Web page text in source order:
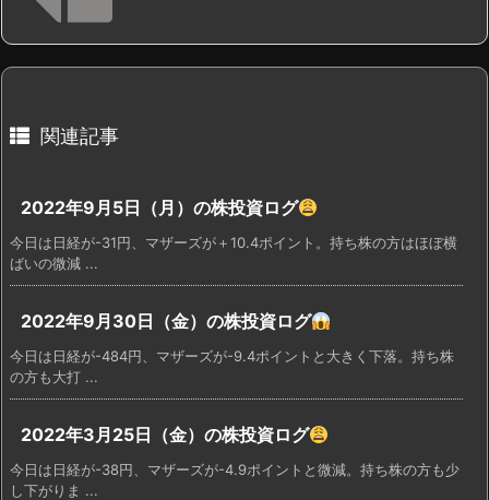
関連記事
2022年9月5日（月）の株投資ログ
今日は日経が-31円、マザーズが＋10.4ポイント。持ち株の方はほぼ横
ばいの微減 ...
2022年9月30日（金）の株投資ログ
今日は日経が-484円、マザーズが-9.4ポイントと大きく下落。持ち株
の方も大打 ...
2022年3月25日（金）の株投資ログ
今日は日経が-38円、マザーズが-4.9ポイントと微減。持ち株の方も少
し下がりま ...